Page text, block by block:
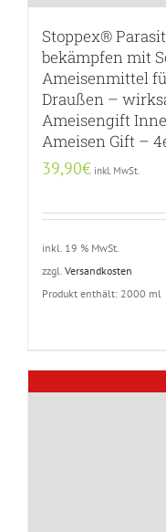
Stoppex®
bekämpfen mit
Ameisenmittel
Draußen –
Ameisengift
Ameisen Gift –
39,90€ inkl. MwSt.
inkl. 19 % MwSt.
zzgl. Versandkosten
Produkt enthält: 2000 ml